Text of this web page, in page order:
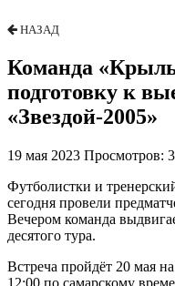
НАЗАД
Команда
подготовку к
«Звездой-2005»
19 мая 2023 Просмотров:
Футболистки и
сегодня провели
Вечером команда
десятого тура.
Встреча пройдёт 20 мая
12:00 по самарскому